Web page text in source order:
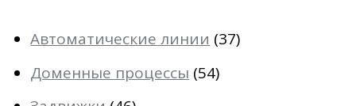
Автоматические линии (37)
Доменные процессы (54)